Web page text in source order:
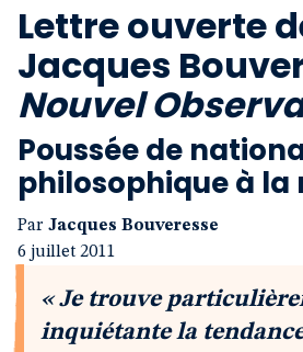
Notre revue
Boutique
Lettre ouverte
Jacques
Nouvel
Poussée de
philosophique à la
Par Jacques Bouveresse
6 juillet 2011
« Je trouve
inquiétante la tendance